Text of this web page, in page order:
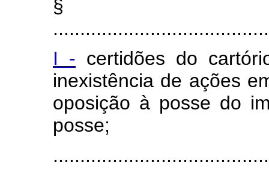
§
I - certidões do
inexistência de ações
oposição à posse do
posse;